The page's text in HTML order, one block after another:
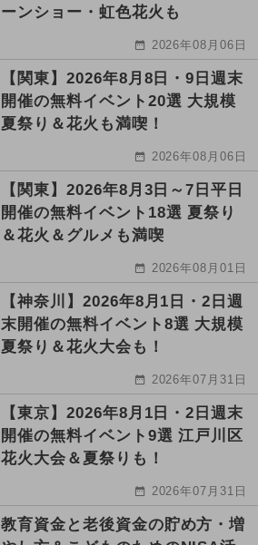
ーンショー・虹色花火も
2026年08月06日
【関東】2026年8月8日・9日週末
開催の無料イベント20選 大規模
夏祭り＆花火も満喫！
2026年08月06日
【関東】2026年8月3日～7日平日
開催の無料イベント18選 夏祭り
＆花火＆グルメも満喫
2026年08月01日
【神奈川】2026年8月1日・2日週
末開催の無料イベント8選 大規模
夏祭り＆花火大会も！
2026年07月31日
【東京】2026年8月1日・2日週末
開催の無料イベント9選 江戸川区
花火大会＆夏祭りも！
2026年07月31日
教育資金と老後資金の貯め方・増